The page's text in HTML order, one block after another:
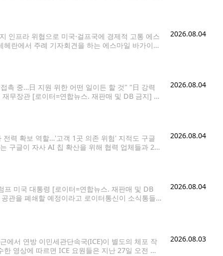
인프라 위협으로 미국·걸프국에 경제적 고통 에스
란에서 주례 기자회견을 하는 에스마일 바가이
2026.08.04
촉 중…日 지원 위한 어떤 일이든 할 것" "日 강력
무장관 [로이터=연합뉴스. 재판매 및 DB 금지] 스
2026.08.04
력 확보 역할…'고객 1곳 의존 위험' 지적도 구글
구글이 자사 AI 칩 확산을 위해 협력 업체들과 2천
2026.08.04
미국 대통령 [로이터=연합뉴스. 재판매 및 DB
관을 폐쇄할 예정이라고 로이터통신이 소식통들
2026.08.04
서 연방 이민세관단속국(ICE)이 별도의 체포 작
영상에 따르면 ICE 요원들은 지난 27일 오전 시
2026.08.03